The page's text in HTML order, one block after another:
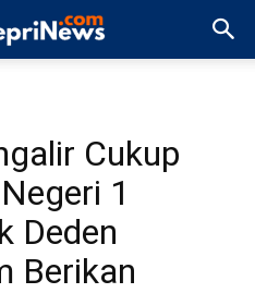
Cukup
1
Deden
Berikan